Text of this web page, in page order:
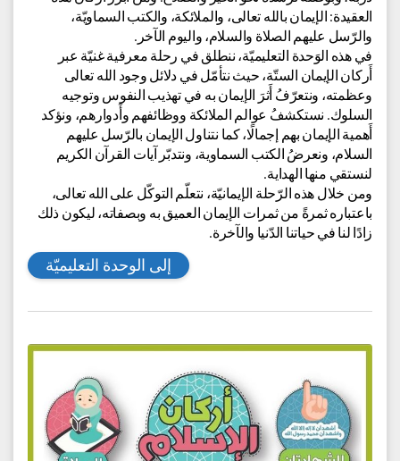
أركان الإيمان
مجالات المعرفة: التّراث والدين الإسلاميّ
للمزيد
تُعدّ العقيدةُ الإسلامية أَساسًا متينًا لحياة المسلم، ونورًا يضيءُ
دربه، وبوصلةٌ تُرشده نحو الخير والصّلاح. ومن أَبرز أَركان هذه
العقيدة: الإيمان بالله تعالى، والملائكة، والكتب السماويّة،
والرّسل عليهم الصلاة والسلام، واليوم الآخر.
في هذه الوَحدة التعليميّة، ننطلق في رحلة معرفية غنيّة عبر
أَركان الإيمان الستّة، حيث نتأمّل في دلائل وجود الله تعالى
وعظمته، ونتعرّفُ أَثرَ الإيمان به في تهذيب النفوس وتوجيه
السلوك. نستكشفُ عوالم الملائكة ووظائفهم وأَدوارهم، ونؤكد
أَهمية الإيمان بهم إجمالًا، كما نتناول الإيمان بالرّسل عليهم
ومن خلال هذه الرّحلة الإيمانيّة، نتعلّم التوكّل على الله تعالى،
زادًا لنا في حياتنا الدّنيا والآخرة.
إلى الوحدة التعليميّة